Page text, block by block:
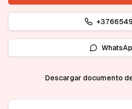
Descargar documento